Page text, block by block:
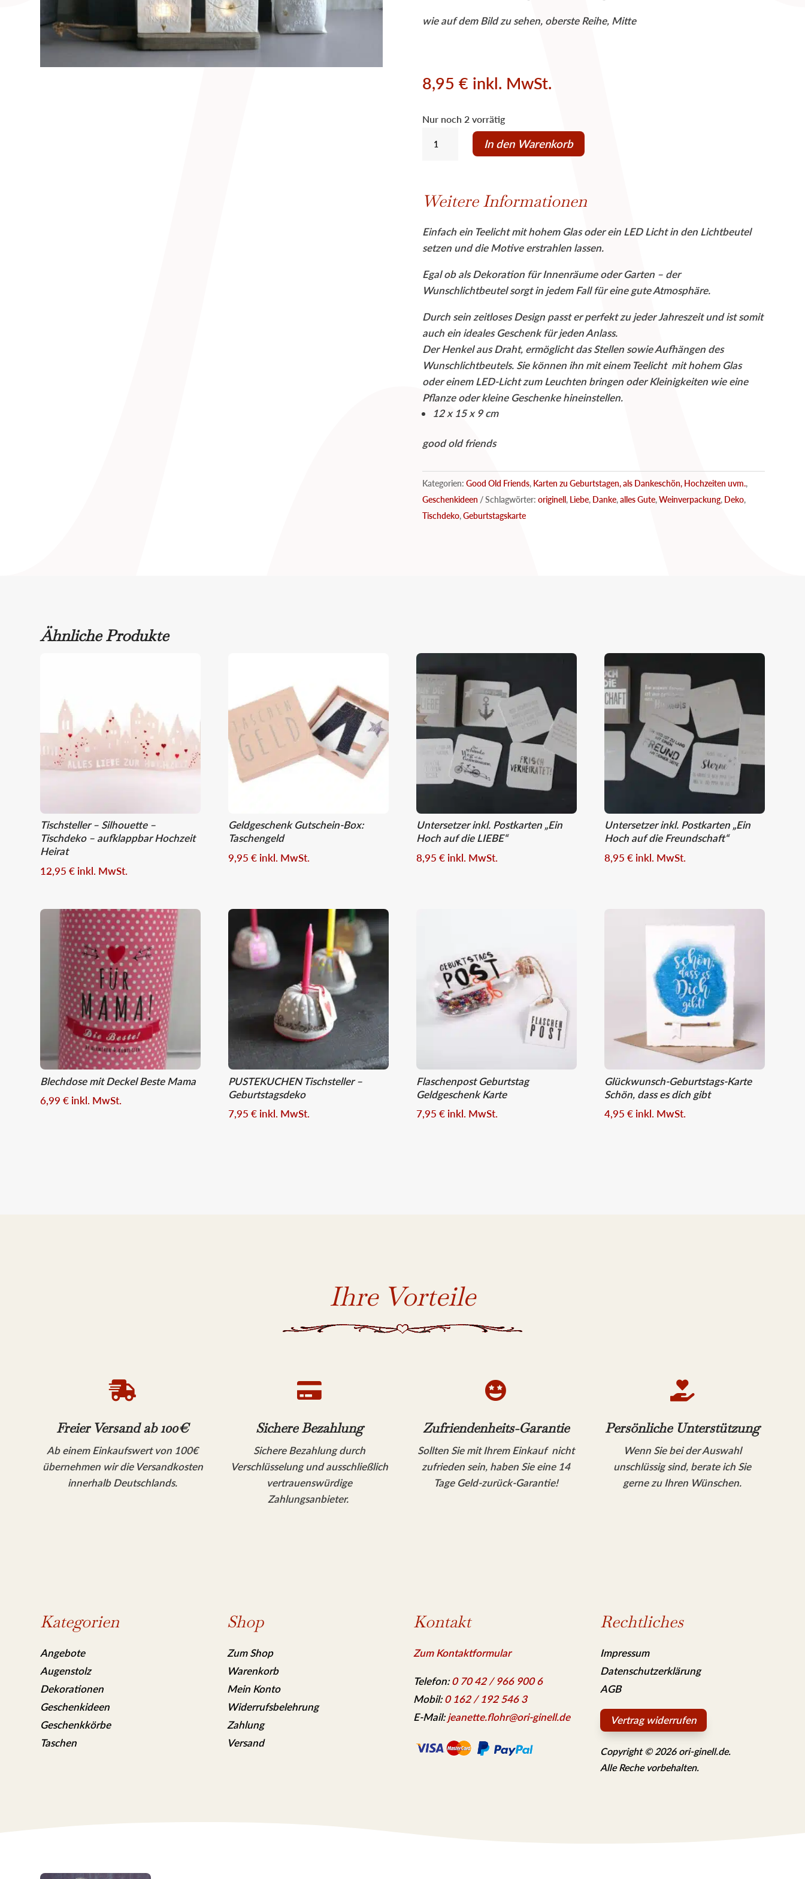
wie auf dem Bild zu sehen, oberste Reihe, Mitte
8,95€ inkl. MwSt.
Nur noch 2 vorrätig
Wunschlichtbeutel
"neutral"
Klee
good
old
Menge
In den Warenkorb
Weitere Informationen
Einfach ein Teelicht mit hohem Glas oder ein LED Licht in den Lichtbeutel
setzen und die Motive erstrahlen lassen.
Egal ob als Dekoration für Innenräume oder Garten – der
Wunschlichtbeutel sorgt in jedem Fall für eine gute Atmosphäre.
Durch sein zeitloses Design passt er perfekt zu jeder Jahreszeit und ist somit
auch ein ideales Geschenk für jeden Anlass.
Der Henkel aus Draht, ermöglicht das Stellen sowie Aufhängen des
Wunschlichtbeutels. Sie können ihn mit einem Teelicht mit hohem Glas
oder einem LED-Licht zumLeuchten bringen oderKleinigkeiten wie eine
Pflanze oder kleine Geschenkehineinstellen.
12 x 15 x 9 cm
good old friends
Kategorien:Good Old Friends, Karten zu Geburtstagen, als Dankeschön, Hochzeiten uvm.,
Geschenkideen
Schlagwörter:originell, Liebe, Danke,alles Gute,Weinverpackung, Deko,
Tischdeko,Geburtstagskarte
Ähnliche Produkte
Tischsteller – Silhouette –
Tischdeko – aufklappbar Hochzeit
Heirat
12,95€ inkl. MwSt.
Geldgeschenk Gutschein-Box:
Taschengeld
9,95€ inkl. MwSt.
Untersetzer inkl. Postkarten „Ein
Hoch auf die LIEBE“
8,95 € inkl. MwSt.
Untersetzer inkl. Postkarten „Ein
Hoch auf die Freundschaft“
8,95 € inkl. MwSt.
Blechdose mit Deckel Beste Mama
6,99€ inkl. MwSt.
PUSTEKUCHEN Tischsteller –
Geburtstagsdeko
7,95€ inkl. MwSt.
Flaschenpost Geburtstag
Geldgeschenk Karte
7,95 € inkl. MwSt.
Glückwunsch-Geburtstags-Karte
Schön, dass es dich gibt
4,95 € inkl. MwSt.
Ihre Vorteile

Freier Versand ab 100€
Ab einem Einkaufswert von 100€
übernehmen wir die Versandkosten
innerhalb Deutschlands.

Sichere Bezahlung
Sichere Bezahlung durch
Verschlüsselung und ausschließlich
vertrauenswürdige
Zahlungsanbieter.

Zufriendenheits-Garantie
Sollten Sie mit Ihrem Einkauf nicht
zufrieden sein, haben Sie eine 14
Tage Geld-zurück-Garantie!

Persönliche Unterstützung
Wenn Sie bei der Auswahl
unschlüssig sind, berate ich Sie
gerne zu Ihren Wünschen.
Kategorien
Angebote
Augenstolz
Dekorationen
Geschenkideen
Geschenkkörbe
Taschen
Shop
Zum Shop
Warenkorb
Mein Konto
Widerrufsbelehrung
Zahlung
Versand
Kontakt
Zum Kontaktformular
Telefon:0 70 42 / 966 900 6
Mobil:0 162 / 192 546 3
E-Mail: jeanette.flohr@ori-ginell.de
Rechtliches
Impressum
Datenschutzerklärung
AGB
Vertrag widerrufen
Copyright © 2026 ori-ginell.de.
Alle Reche vorbehalten.